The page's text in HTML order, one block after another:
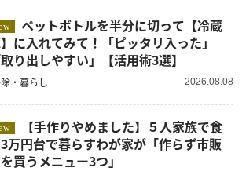
ペットボトルを半分に切って【冷蔵
に入れてみて！「ピッタリ入った」
取り出しやすい」【活用術3選】
・暮らし 2026.08.08
万円台で暮らすわが家が「作らず市販
買うメニュー3つ」